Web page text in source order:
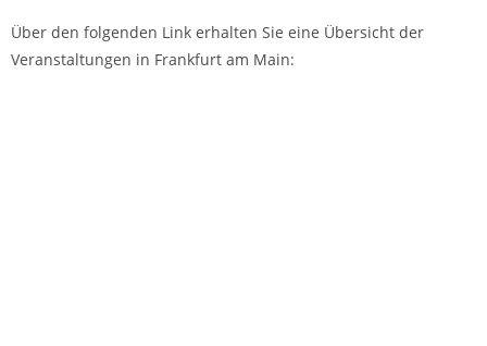
Über den folgenden Link erhalten Sie eine Übersicht der
Veranstaltungen in Frankfurt am Main: